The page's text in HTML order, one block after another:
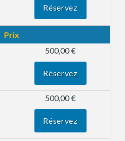
Réservez
Prix
500,00 €
Réservez
500,00 €
Réservez